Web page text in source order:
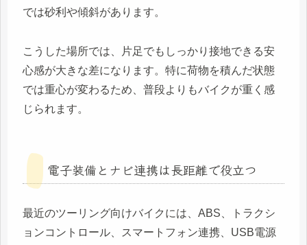
では砂利や傾斜があります。
こうした場所では、片足でもしっかり接地できる安
心感が大きな差になります。特に荷物を積んだ状態
では重心が変わるため、普段よりもバイクが重く感
じられます。
電子装備とナビ連携は長距離で役立つ
最近のツーリング向けバイクには、ABS、トラクシ
ョンコントロール、スマートフォン連携、USB電源